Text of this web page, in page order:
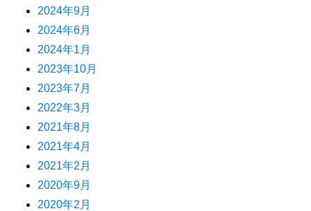
2024年9月
2024年6月
2024年1月
2023年10月
2023年7月
2022年3月
2021年8月
2021年4月
2021年2月
2020年9月
2020年2月